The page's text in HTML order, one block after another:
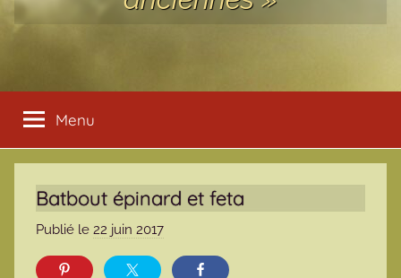
Menu
Batbout épinard et feta
Publié le 22 juin 2017